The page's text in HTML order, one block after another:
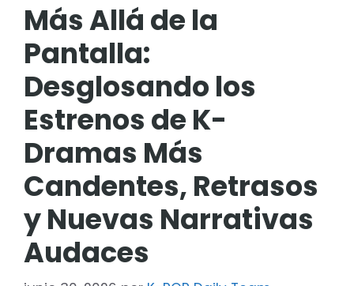
Más Allá de la
Pantalla:
Desglosando los
Estrenos de K-
Dramas Más
Candentes, Retrasos
y Nuevas Narrativas
Audaces